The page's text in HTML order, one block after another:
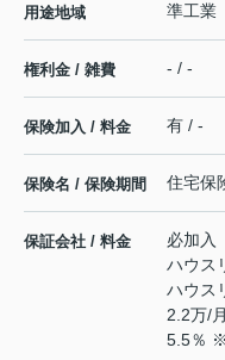
用途地域 準工業
権利金 / 雑費 - / -
保険加入 / 料金 有 / -
保険名 / 保険期間 住宅保
保証会社 / 料金
必加入
ハウス
ハウス
2.2万/
5.5％